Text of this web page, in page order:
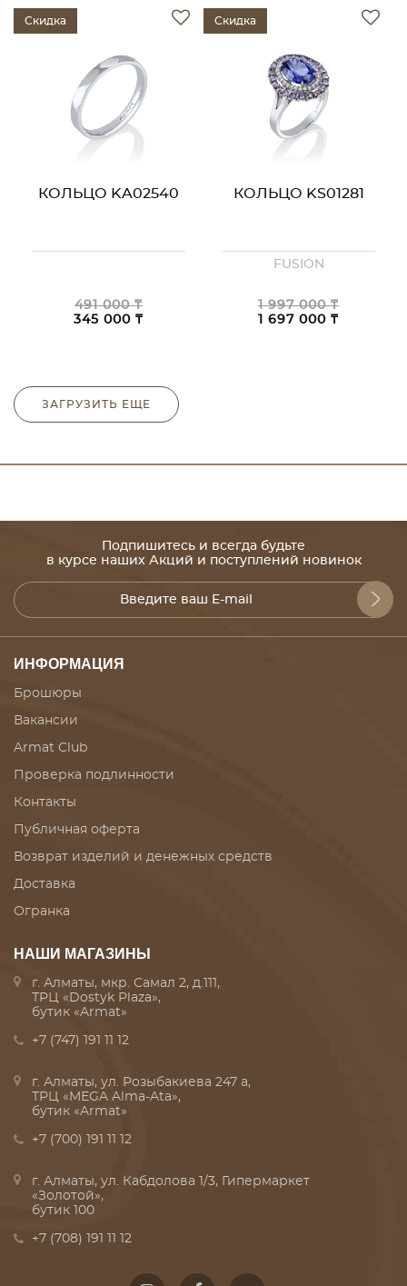
Скидка
КОЛЬЦО KA02540
491 000 ₸
345 000 ₸
Скидка
КОЛЬЦО KS01281
FUSION
1 997 000 ₸
1 697 000 ₸
ЗАГРУЗИТЬ ЕЩЕ
Подпишитесь и всегда будьте
в курсе наших Акций и поступлений новинок
ИНФОРМАЦИЯ
Брошюры
Вакансии
Armat Club
Проверка подлинности
Контакты
Публичная оферта
Возврат изделий и денежных средств
Доставка
Огранка
НАШИ МАГАЗИНЫ
г. Алматы, мкр. Самал 2, д.111,
ТРЦ «Dostyk Plaza»,
бутик «Armat»
+7 (747) 191 11 12
г. Алматы, ул. Розыбакиева 247 а,
ТРЦ «MEGA Alma-Ata»,
бутик «Armat»
+7 (700) 191 11 12
г. Алматы, ул. Кабдолова 1/3, Гипермаркет
«Золотой»,
бутик 100
+7 (708) 191 11 12